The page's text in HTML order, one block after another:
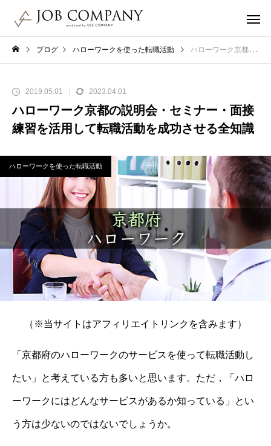
ブログ ハローワークを使った転職活動 ハローワーク京都の説明会・セミナー・面接練習を活用して転職活動を成功させる全知識
2019.05.01 2023.04.01
ハローワーク京都の説明会・セミナー・面接
練習を活用して転職活動を成功させる全知識
ハローワークを使った転職活動
（※当サイトはアフィリエイトリンクを含みます）
「京都府のハローワークのサービスを使って転職活動し
たい」と考えている方も多いと思います。ただ，「ハロ
ーワークにはどんなサービスがあるか知っている」とい
う方は少ないのではないでしょうか。